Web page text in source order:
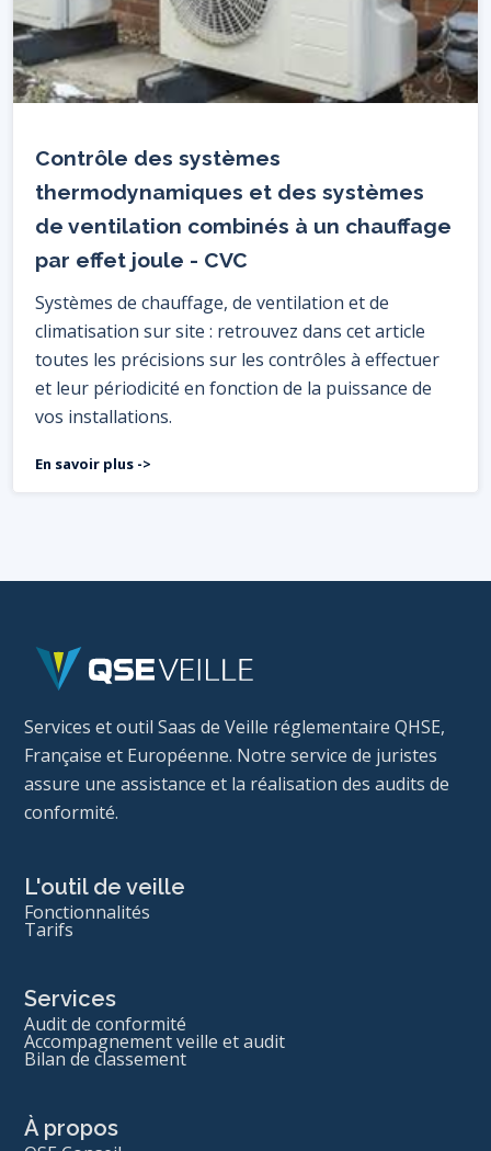
Contrôle des systèmes
thermodynamiques et des systèmes
de ventilation combinés à un chauffage
par effet joule - CVC
Systèmes de chauffage, de ventilation et de
climatisation sur site : retrouvez dans cet article
toutes les précisions sur les contrôles à effectuer
et leur périodicité en fonction de la puissance de
vos installations.
En savoir plus ->
Services et outil Saas de Veille réglementaire QHSE,
Française et Européenne. Notre service de juristes
assure une assistance et la réalisation des audits de
conformité.
L'outil de veille
Fonctionnalités
Tarifs
Services
Audit de conformité
Accompagnement veille et audit
Bilan de classement
À propos